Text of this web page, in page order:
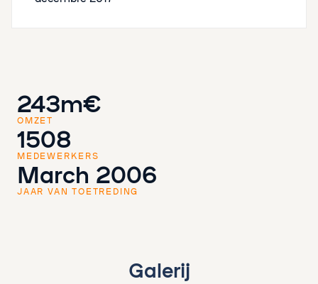
243m€
OMZET
1508
MEDEWERKERS
March 2006
JAAR VAN TOETREDING
Galerij